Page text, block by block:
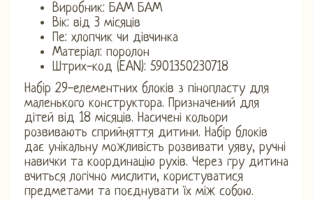
Виробник: БАМ БАМ
Вік: від 3 місяців
Пе: ​​хлопчик чи дівчинка
Матеріал: поролон
Штрих-код (EAN): 5901350230718
Набір 29-елементних блоків з пінопласту для
маленького конструктора. Призначений для
дітей від 18 місяців. Насичені кольори
розвивають сприйняття дитини. Набір блоків
дає унікальну можливість розвивати уяву, ручні
навички та координацію рухів. Через гру дитина
вчиться логічно мислити, користуватися
предметами та поєднувати їх між собою.